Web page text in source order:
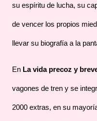
su espíritu de lucha, su
de vencer los propios
llevar su biografía a la
En La vida precoz y
vagones de tren y se
2000 extras, en su